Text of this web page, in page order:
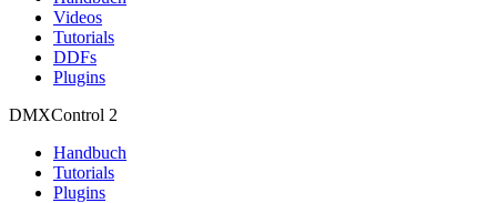
Videos
Tutorials
DDFs
Plugins
DMXControl 2
Handbuch
Tutorials
Plugins